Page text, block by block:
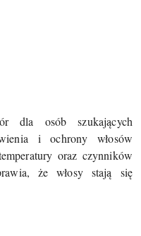
dla osób szukających
i ochrony włosów
oraz czynników
że włosy stają się